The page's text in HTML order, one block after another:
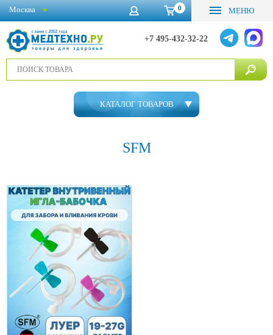
0 МЕНЮ
+7 495-432-32-22
Москва
КАТАЛОГ ТОВАРОВ
SFM